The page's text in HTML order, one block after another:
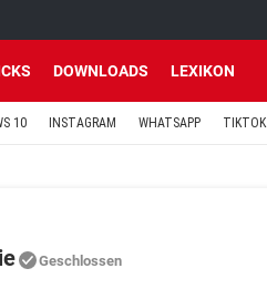
DOWNLOADS LEXIKON
10 INSTAGRAM WHATSAPP TIKTOK
Geschlossen